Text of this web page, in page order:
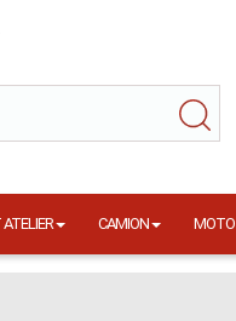
CAMION MOTO